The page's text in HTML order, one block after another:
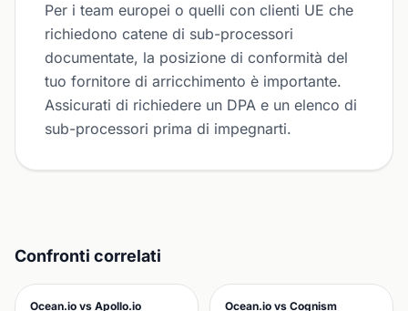
Per i team europei o quelli con clienti UE che
richiedono catene di sub-processori
documentate, la posizione di conformità del
tuo fornitore di arricchimento è importante.
Assicurati di richiedere un DPA e un elenco di
sub-processori prima di impegnarti.
Confronti correlati
Ocean.io vs Apollo.io
Ocean.io vs Cognism